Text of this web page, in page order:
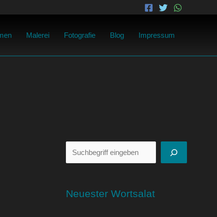
Malerei Fotografie Blog Impressum
Neuester Wortsalat